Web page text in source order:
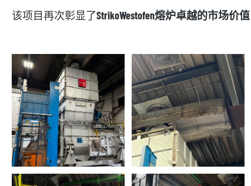
该项目再次彰显了StrikoWestofen熔炉卓越的市场价值